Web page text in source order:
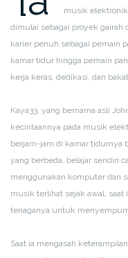
musik elektronik
dimulai sebagai proyek
karier penuh sebagai pemain
kamar tidur hingga pemain
kerja keras, dedikasi, dan
Kaya33, yang bernama asli
kecintaannya pada musik
berjam-jam di kamar tidurnya
yang berbeda, belajar sendiri
menggunakan komputer dan
musik terlihat sejak awal,
tenaganya untuk
Saat ia mengasah